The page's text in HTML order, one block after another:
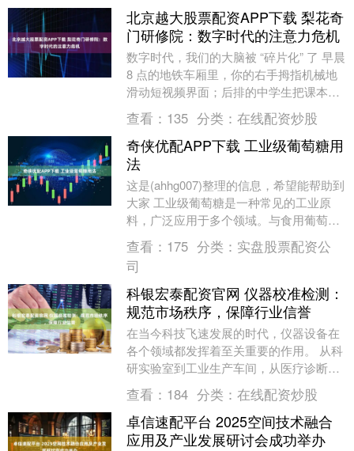
北京越大股票配资APP下载 梨花奇
门研修院：数字时代的注意力危机
数字时代，我们的大脑被 “碎片化” 了 早晨
8 点的地铁车厢里，你的右手拇指机械地
滑动短视频界面；后排的中学生把课本摊
在膝盖上，眼睛却紧盯着智能手表弹出的
消息....
查看： 135 分类： 在线配资炒股
奇侠优配APP下载 工业级葡萄糖用
法
这是(ahhg007)整理的信息，希望能帮助到
大家 工业级葡萄糖是一种常见的工业原
料，广泛应用于多个领域。与食用葡萄糖
不同，工业级葡萄糖在纯度、用途和生产
标准上....
查看： 175 分类： 实盘股票配资公
司
科银宏泰配资官网 仪器校准检测：
规范市场秩序，保障行业信誉
在当今科技飞速发展的时代，仪器设备在
各个领域都发挥着至关重要的作用。 从科
研实验室到工业生产车间，从医疗诊断到
环境监测，仪器的精准测量是确保工作顺
利开展、结果准....
查看： 184 分类： 在线配资炒股
卓信速配平台 2025空间技术融合
应用及产业发展研讨会成功举办